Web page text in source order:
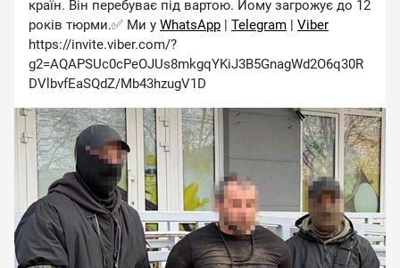
країн. Він перебуває під вартою. Йому загрожує до 12
років тюрми.✅ Ми у WhatsApp | Telegram | Viber
https://invite.viber.com/?
g2=AQAPSUc0cPeOJUs8mkgqYKiJ3B5GnagWd2O6q30R
DVlbvfEaSQdZ/Mb43hzugV1D